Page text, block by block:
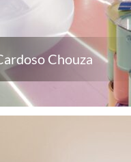
Chouza